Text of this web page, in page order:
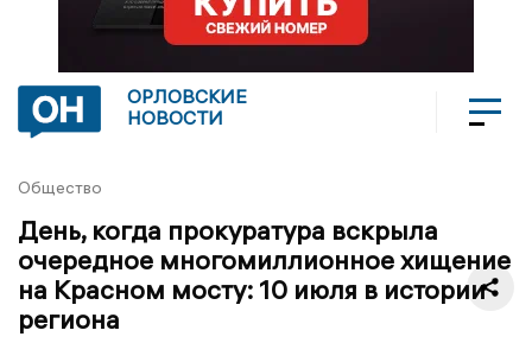
ОРЛОВСКИЕ
НОВОСТИ
Общество
День, когда прокуратура вскрыла
очередное многомиллионное хищение
на Красном мосту: 10 июля в истории
региона